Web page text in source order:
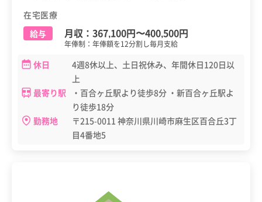
在宅医療
給与
月収： 367,100円〜400,500円
年俸制：年俸額を12分割し毎月支給
休日
4週8休以上、土日祝休み、年間休日120日以
上
最寄り駅
・百合ヶ丘駅より徒歩8分 ・新百合ヶ丘駅よ
り徒歩18分
勤務地
〒215-0011 神奈川県川崎市麻生区百合丘3丁
目4番地5